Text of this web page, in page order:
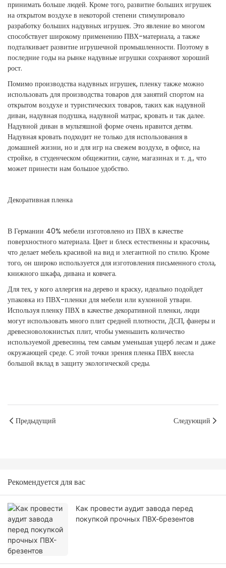
принимать больше людей. Кроме того, развитие больших игрушек
на открытом воздухе в некоторой степени стимулировало
разработку больших надувных игрушек. Это явление во многом
способствует широкому применению ПВХ-материала, а также
подталкивает развитие игрушечной промышленности. Поэтому в
последние годы на рынке надувные игрушки сохраняют хороший
рост.
Помимо производства надувных игрушек, пленку также можно
использовать для производства товаров для занятий спортом на
открытом воздухе и туристических товаров, таких как надувной
диван, надувная подушка, надувной матрас, кровать и так далее.
Надувной диван в мультяшной форме очень нравится детям.
Надувная кровать подходит не только для использования в
домашней жизни, но и для игр на свежем воздухе, в офисе, на
стройке, в студенческом общежитии, сауне, магазинах и т. д., что
может принести нам большое удобство.
Декоративная пленка
В Германии 40% мебели изготовлено из ПВХ в качестве
поверхностного материала. Цвет и блеск естественны и красочны,
что делает мебель красивой на вид и элегантной по стилю. Кроме
того, он широко используется для изготовления письменного стола,
книжного шкафа, дивана и ковчега.
Для тех, у кого аллергия на дерево и краску, идеально подойдет
упаковка из ПВХ-пленки для мебели или кухонной утвари.
Используя пленку ПВХ в качестве декоративной пленки, люди
могут использовать много плит средней плотности, ДСП, фанеры и
древесноволокнистых плит, чтобы уменьшить количество
используемой древесины, тем самым уменьшая ущерб лесам и даже
окружающей среде. С этой точки зрения пленка ПВХ внесла
большой вклад в защиту экологической среды.
Предыдущий Следующий
Рекомендуется для вас
Как провести аудит завода перед
покупкой прочных ПВХ-брезентов